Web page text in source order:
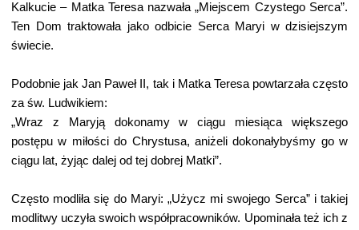
Kalkucie – Matka Teresa nazwała „Miejscem Czystego Serca”.
Ten Dom traktowała jako odbicie Serca Maryi w dzisiejszym
świecie.
Podobnie jak Jan Paweł II, tak i Matka Teresa powtarzała często
za św. Ludwikiem:
„Wraz z Maryją dokonamy w ciągu miesiąca większego
postępu w miłości do Chrystusa, aniżeli dokonałybyśmy go w
ciągu lat, żyjąc dalej od tej dobrej Matki”.
Często modliła się do Maryi: „Użycz mi swojego Serca” i takiej
modlitwy uczyła swoich współpracowników. Upominała też ich z